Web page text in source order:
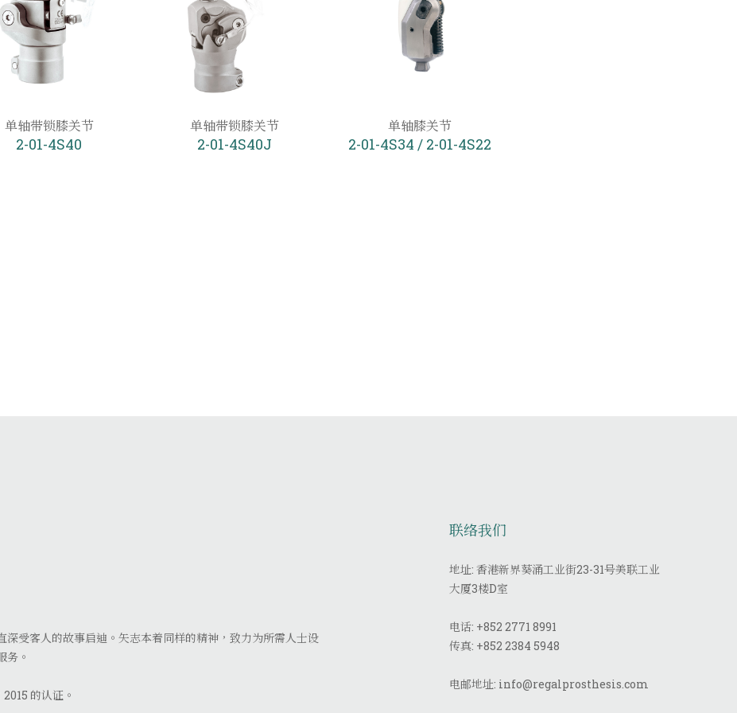
单轴带锁膝关节
2-01-4S40
单轴带锁膝关节
2-01-4S40J
单轴膝关节
2-01-4S34 / 2-01-4S22
受客人的故事启迪。矢志本着同样的精神，致力为所需人士设
务。
的认证。
联络我们
地址: 香港新界葵涌工业街23-31号美联工业
大厦3楼D室
电话: +852 2771 8991
传真: +852 2384 5948
电邮地址: info@regalprosthesis.com